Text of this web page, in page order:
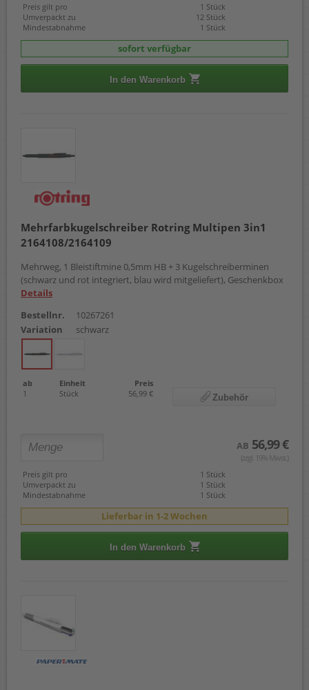
Preis gilt pro
1 Stück
Umverpackt zu
12 Stück
Mindestabnahme
1 Stück
sofort verfügbar
In den Warenkorb
Mehrfarbkugelschreiber Rotring Multipen 3in1
2164108/2164109
Mehrweg, 1 Bleistiftmine 0,5mm HB + 3 Kugelschreiberminen
(schwarz und rot integriert, blau wird mitgeliefert), Geschenkbox
Details
Bestellnr.
10267261
Variation
schwarz
ab Einheit
Preis
1
Stück 56,99 € Zubehör
AB 56,99 €
(zzgl. 19% Mwst.)
Preis gilt pro
1 Stück
Umverpackt zu
1 Stück
Mindestabnahme
1 Stück
Lieferbar in 1-2 Wochen
In den Warenkorb